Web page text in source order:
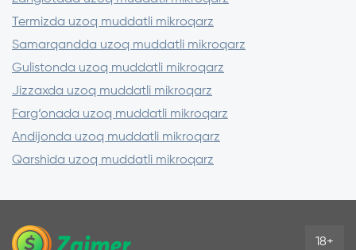
Termizda uzoq muddatli mikroqarz
Samarqandda uzoq muddatli mikroqarz
Gulistonda uzoq muddatli mikroqarz
Jizzaxda uzoq muddatli mikroqarz
Farg‘onada uzoq muddatli mikroqarz
Andijonda uzoq muddatli mikroqarz
Qarshida uzoq muddatli mikroqarz
18+